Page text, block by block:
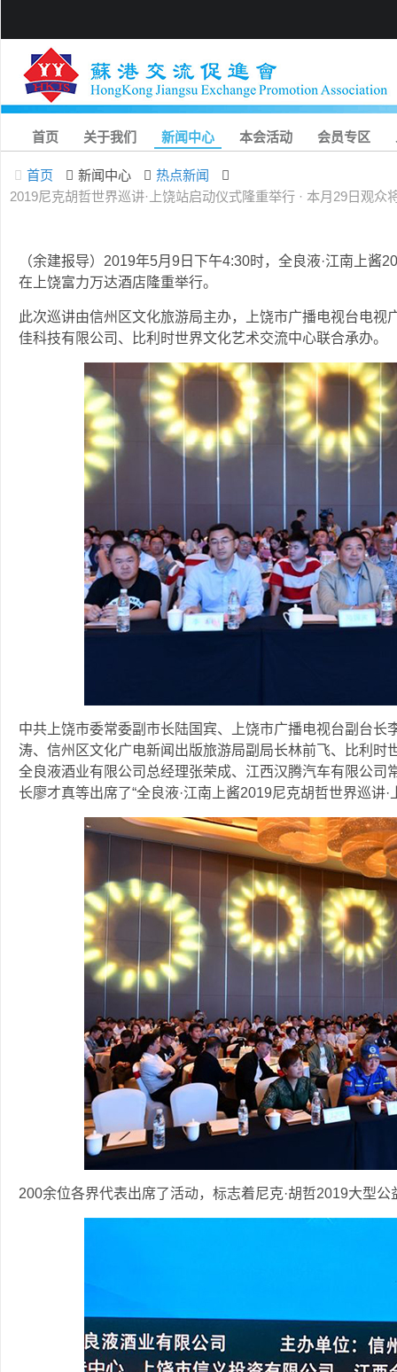
首页 关于我们 新闻中心 本会活动 会员专区
首页 新闻中心
热点新闻
2019尼克胡哲世界巡讲·上饶站启动仪式隆重举行 · 本月29日观众
（余建报导）2019年5月9日下午4:30时，全良液·江南上酱
在上饶富力万达酒店隆重举行。
此次巡讲由信州区文化旅游局主办，上饶市广播电视台电
佳科技有限公司、比利时世界文化艺术交流中心联合承办。
中共上饶市委常委副市长陆国宾、上饶市广播电视台副台长
涛、信州区文化广电新闻出版旅游局副局长林前飞、比利时
全良液酒业有限公司总经理张荣成、江西汉腾汽车有限公司
长廖才真等出席了“全良液·江南上酱2019尼克胡哲世界巡讲·
200余位各界代表出席了活动，标志着尼克·胡哲2019大型